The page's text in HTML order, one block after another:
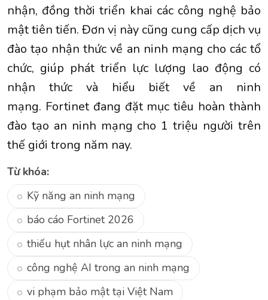
nhận, đồng thời triển khai các công nghệ bảo
mật tiên tiến. Đơn vị này cũng cung cấp dịch vụ
đào tạo nhận thức về an ninh mạng cho các tổ
chức, giúp phát triển lực lượng lao động có
nhận thức và hiểu biết về an ninh
mạng. Fortinet đang đặt mục tiêu hoàn thành
đào tạo an ninh mạng cho 1 triệu người trên
thế giới trong năm nay.
Từ khóa:
Kỹ năng an ninh mạng
báo cáo Fortinet 2026
thiếu hụt nhân lực an ninh mạng
công nghệ AI trong an ninh mạng
vi phạm bảo mật tại Việt Nam